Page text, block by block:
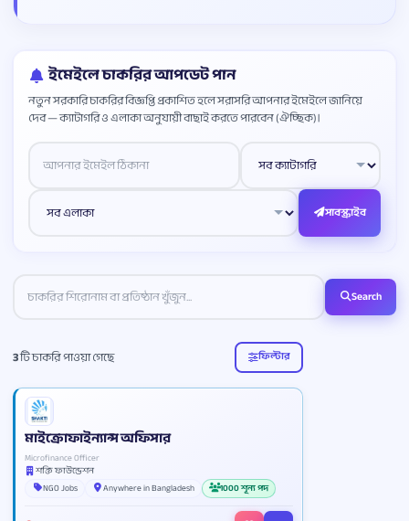
ইমেইলে চাকরির আপডেট পান
নতুন সরকারি চাকরির বিজ্ঞপ্তি প্রকাশিত হলে সরাসরি আপনার ইমেইলে জানিয়ে
দেব — ক্যাটাগরি ও এলাকা অনুযায়ী বাছাই করতে পারবেন (ঐচ্ছিক)।
Website
সাবস্ক্রাইব
Search
3টি চাকরি পাওয়া গেছে ফিল্টার
মাইক্রোফাইন্যান্স অফিসার
Microfinance Officer
শক্তি ফাউন্ডেশন
NGO Jobs
Anywhere in Bangladesh 1000 শূন্য পদ